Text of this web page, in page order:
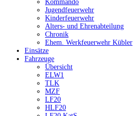
Kommando
Jugendfeuerwehr
Kinderfeuerwehr
Alters- und Ehrenabteilung
Chronik
Ehem. Werkfeuerwehr Kübler
Einsätze
Fahrzeuge
Übersicht
ELW1
TLK
MZF
LF20
HLF20